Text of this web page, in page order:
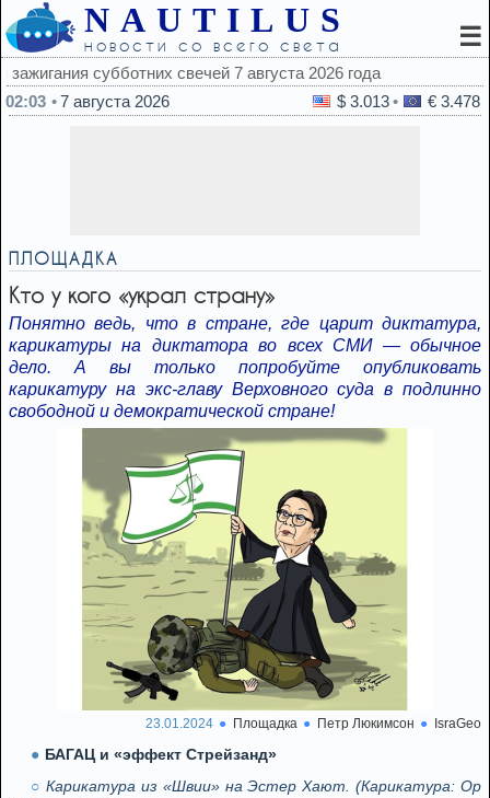
NAUTILUS
новости со всего света ☰
2026 года
02:03
7 августа 2026 $ 3.013 € 3.478
ПЛОЩАДКА
Кто у кого «украл страну»
Понятно ведь, что в стране, где царит диктатура,
карикатуры на диктатора во всех СМИ — обычное
дело. А вы только попробуйте опубликовать
карикатуру на экс-главу Верховного суда в подлинно
свободной и демократической стране!
23.01.2024 Площадка Петр Люкимсон IsraGeo
БАГАЦ и «эффект Стрейзанд»
Карикатура из «Швии» на Эстер Хают. (Карикатура: Ор